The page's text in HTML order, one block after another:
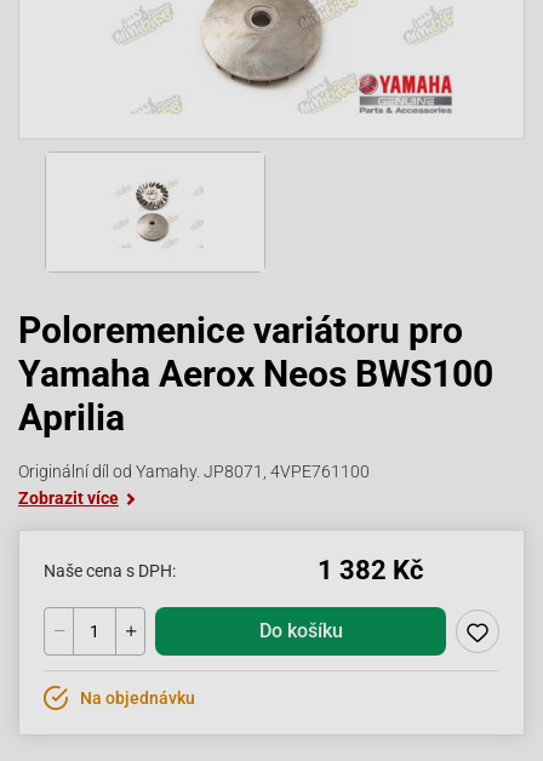
Poloremenice variátoru pro
Yamaha Aerox Neos BWS100
Aprilia
Originální díl od Yamahy. JP8071, 4VPE761100
Zobrazit více
Naše cena s DPH: 1 382 Kč
Do košíku
Na objednávku